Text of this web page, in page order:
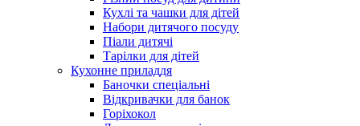
Кухлі та чашки для дітей
Набори дитячого посуду
Піали дитячі
Тарілки для дітей
Кухонне приладдя
Баночки спеціальні
Відкривачки для банок
Горіхокол